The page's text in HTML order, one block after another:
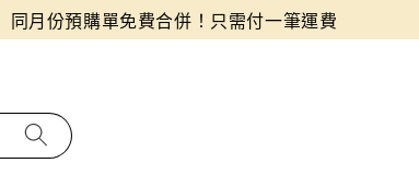
同月份預購單免費合併！只需付一筆運費